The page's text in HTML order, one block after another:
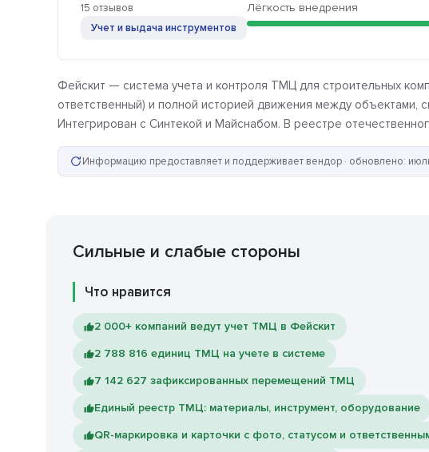
15 отзывов
Учет и выдача инструментов
Лёгкость внедрения
Фейскит — система учета и контроля ТМЦ для строительных
ответственный) и полной историей движения между объектами,
Интегрирован с Синтекой и Майснабом. В реестре
Информацию предоставляет и поддерживает вендор · обновлено:
Сильные и слабые стороны
Что нравится
2 000+ компаний ведут учет ТМЦ в Фейскит
2 788 816 единиц ТМЦ на учете в системе
7 142 627 зафиксированных перемещений ТМЦ
Единый реестр ТМЦ: материалы, инструмент, оборудование
QR-маркировка и карточки с фото, статусом и